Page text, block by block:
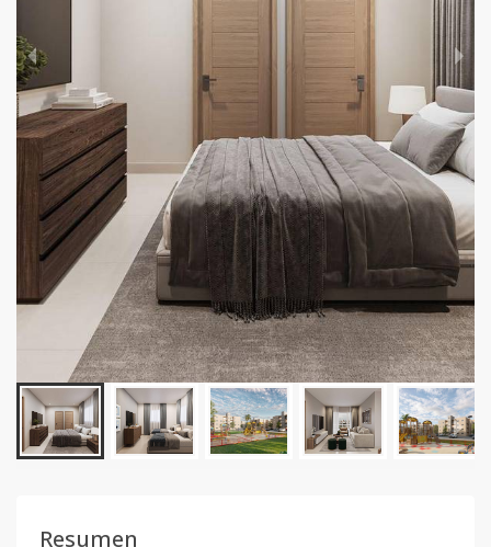
Resumen